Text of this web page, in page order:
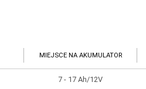
MIEJSCE NA AKUMULATOR
7 - 17 Ah/12V